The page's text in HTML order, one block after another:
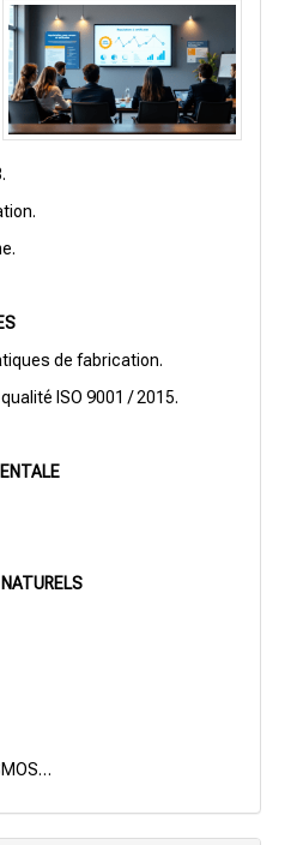
de fabrication.
ISO 9001 / 2015.